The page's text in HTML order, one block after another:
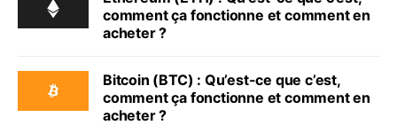
comment ça fonctionne et comment en
acheter ?
Bitcoin (BTC) : Qu’est-ce que c’est,
comment ça fonctionne et comment en
acheter ?